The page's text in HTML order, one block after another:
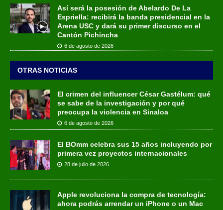
Así será la posesión de Abelardo De La
Espriella: recibirá la banda presidencial en la
Arena USC y dará su primer discurso en el
Cantón Pichincha
6 de agosto de 2026
OTRAS NOTICIAS
El crimen del influencer César Gastélum: qué
se sabe de la investigación y por qué
preocupa la violencia en Sinaloa
6 de agosto de 2026
El BOmm celebra sus 15 años incluyendo por
primera vez proyectos internacionales
28 de julio de 2026
Apple revoluciona la compra de tecnología:
ahora podrás arrendar un iPhone o un Mac